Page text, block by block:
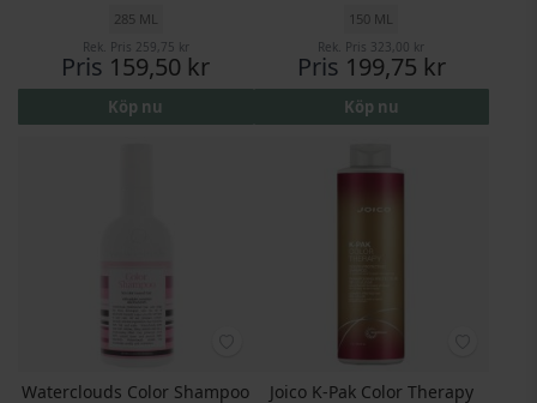
285 ML
Rek. Pris 259,75 kr
Pris 159,50 kr
Köp nu
150 ML
Rek. Pris 323,00 kr
Pris 199,75 kr
Köp nu
Waterclouds Color Shampoo
Joico K-Pak Color Therapy